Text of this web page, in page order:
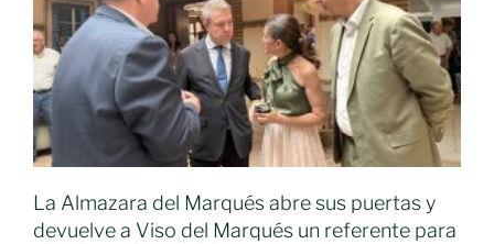
La Almazara del Marqués abre sus puertas y
devuelve a Viso del Marqués un referente para